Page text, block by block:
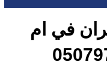
في ام